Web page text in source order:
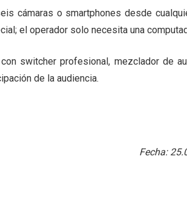
cámaras o smartphones desde
el operador solo necesita una
switcher profesional, mezclador de
de la audiencia.
Fecha: